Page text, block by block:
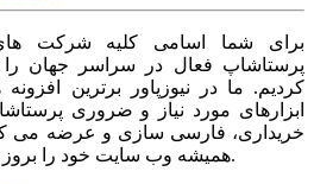
برای شما اسامی کلیه شرکت
پرستاشاپ فعال در سراسر جهان
کردیم. ما در نیوزپاور برترین
ابزارهای مورد نیاز و ضروری
خریداری، فارسی سازی و عرضه می
همیشه وب سایت خود را بروز و پویا نگه دارید.